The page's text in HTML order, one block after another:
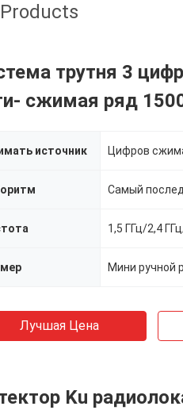
трутня 3
сжимая ряд
источник Цифров
1,5 ГГц/2,4
Мини ручной
Лучшая Цена
Ku